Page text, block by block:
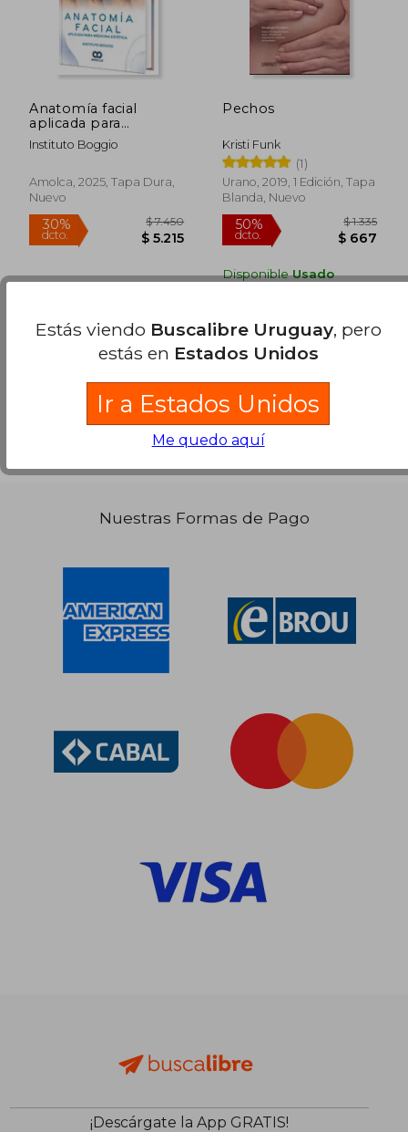
Anatomía facial
aplicada para
Medicina Estética.
incluye e-book y 18
Instituto Boggio
Amolca, 2025, Tapa Dura,
Nuevo
$ 7.450
$ 5.215
Pechos
Kristi Funk
(1)
Urano, 2019, 1 Edición, Tapa
Blanda, Nuevo
50%
dcto.
DisponibleUsado
Nuestras Formas de Pago
¡Descárgate la App GRATIS!
Estás viendo Buscalibre Uruguay, pero
estás en Estados Unidos
Ir a Estados Unidos
Me quedo aquí